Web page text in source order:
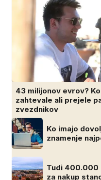
43 milijonov evrov?
zahtevale ali prejele
zvezdnikov
Ko imajo
znamenje
Tudi 400.000
za nakup